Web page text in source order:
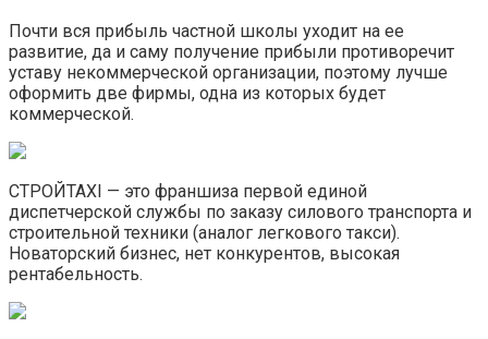
Почти вся прибыль частной школы уходит на ее
развитие, да и саму получение прибыли противоречит
уставу некоммерческой организации, поэтому лучше
оформить две фирмы, одна из которых будет
коммерческой.
СТРОЙTAXI — это франшиза первой единой
диспетчерской службы по заказу силового транспорта и
строительной техники (аналог легкового такси).
Новаторский бизнес, нет конкурентов, высокая
рентабельность.